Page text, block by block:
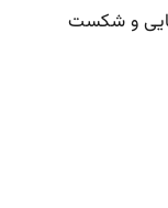
و شکست